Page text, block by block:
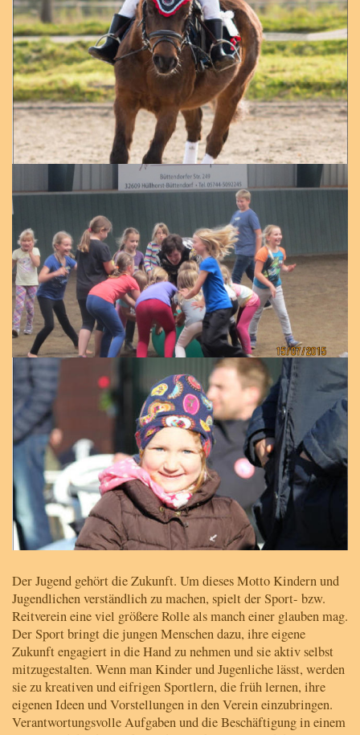
Der Jugend gehört die Zukunft. Um dieses Motto Kindern und
Jugendlichen verständlich zu machen, spielt der Sport- bzw.
Reitverein eine viel größere Rolle als manch einer glauben mag.
Der Sport bringt die jungen Menschen dazu, ihre eigene
Zukunft engagiert in die Hand zu nehmen und sie aktiv selbst
mitzugestalten. Wenn man Kinder und Jugenliche lässt, werden
sie zu kreativen und eifrigen Sportlern, die früh lernen, ihre
eigenen Ideen und Vorstellungen in den Verein einzubringen.
Verantwortungsvolle Aufgaben und die Beschäftigung in einem